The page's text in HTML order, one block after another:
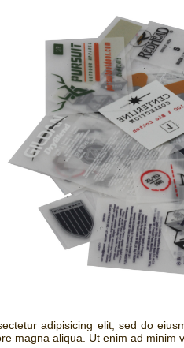
adipisicing elit, sed do
magna aliqua. Ut enim ad